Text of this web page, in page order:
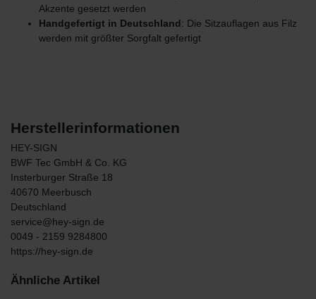
Akzente gesetzt werden
Handgefertigt in Deutschland: Die Sitzauflagen aus Filz
werden mit größter Sorgfalt gefertigt
Herstellerinformationen
HEY-SIGN
BWF Tec GmbH & Co. KG
Insterburger Straße 18
40670 Meerbusch
Deutschland
service@hey-sign.de
0049 - 2159 9284800
https://hey-sign.de
Ähnliche Artikel